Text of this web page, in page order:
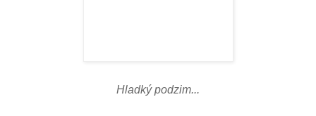
Hladký podzim...